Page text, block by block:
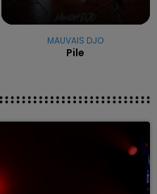
MAUVAIS DJO
Pile